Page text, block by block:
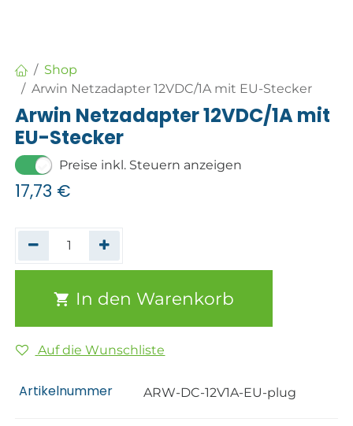
Shop
Arwin Netzadapter 12VDC/1A mit EU-Stecker
Arwin Netzadapter 12VDC/1A mit
EU-Stecker
Preise inkl. Steuern anzeigen
17,73 €
In den Warenkorb
Auf die Wunschliste
Artikelnummer ARW-DC-12V1A-EU-plug